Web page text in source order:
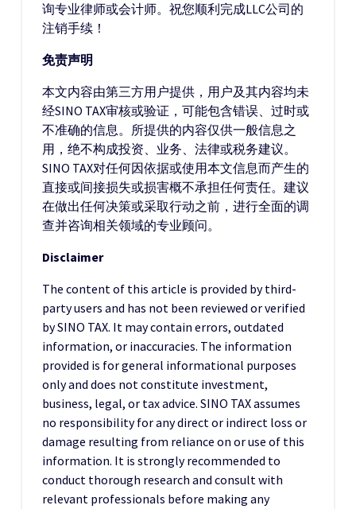
询专业律师或会计师。祝您顺利完成LLC公司的
注销手续！
免责声明
本文内容由第三方用户提供，用户及其内容均未
经SINO TAX审核或验证，可能包含错误、过时或
不准确的信息。所提供的内容仅供一般信息之
用，绝不构成投资、业务、法律或税务建议。
SINO TAX对任何因依据或使用本文信息而产生的
直接或间接损失或损害概不承担任何责任。建议
在做出任何决策或采取行动之前，进行全面的调
查并咨询相关领域的专业顾问。
Disclaimer
The content of this article is provided by third-
party users and has not been reviewed or verified
by SINO TAX. It may contain errors, outdated
information, or inaccuracies. The information
provided is for general informational purposes
only and does not constitute investment,
business, legal, or tax advice. SINO TAX assumes
no responsibility for any direct or indirect loss or
damage resulting from reliance on or use of this
information. It is strongly recommended to
conduct thorough research and consult with
relevant professionals before making any